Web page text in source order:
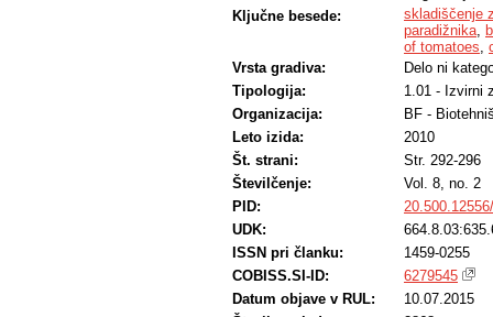
Ključne besede:
skladiščenje
paradižnika,
of tomatoes,
Vrsta gradiva:
Delo ni
Tipologija:
1.01 - Izvirni
Organizacija:
BF -
Leto izida:
2010
Št. strani:
Str. 292-296
Številčenje:
Vol. 8, no. 2
PID:
UDK:
ISSN pri članku:
1459-0255
COBISS.SI-ID:
6279545
Datum objave v RUL:
10.07.2015